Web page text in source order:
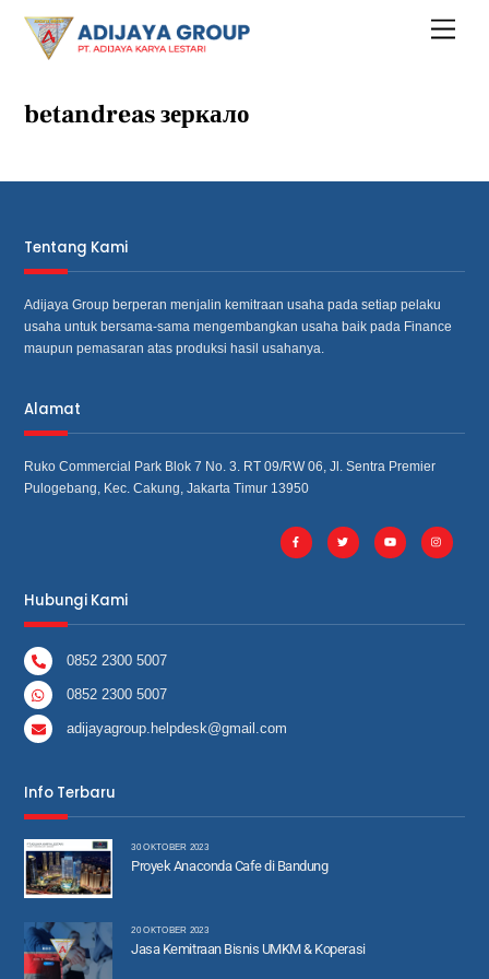
content
Menu
betandreas зеркало
Tentang Kami
Adijaya Group berperan menjalin kemitraan usaha pada setiap pelaku
usaha untuk bersama‐sama mengembangkan usaha baik pada Finance
maupun pemasaran atas produksi hasil usahanya.
Alamat
Ruko Commercial Park Blok 7 No. 3. RT 09/RW 06, Jl. Sentra Premier
Pulogebang, Kec. Cakung, Jakarta Timur 13950
Hubungi Kami
0852 2300 5007
0852 2300 5007
adijayagroup.helpdesk@gmail.com
Info Terbaru
30 OKTOBER 2023
Proyek Anaconda Cafe di Bandung
20 OKTOBER 2023
Jasa Kemitraan Bisnis UMKM & Koperasi